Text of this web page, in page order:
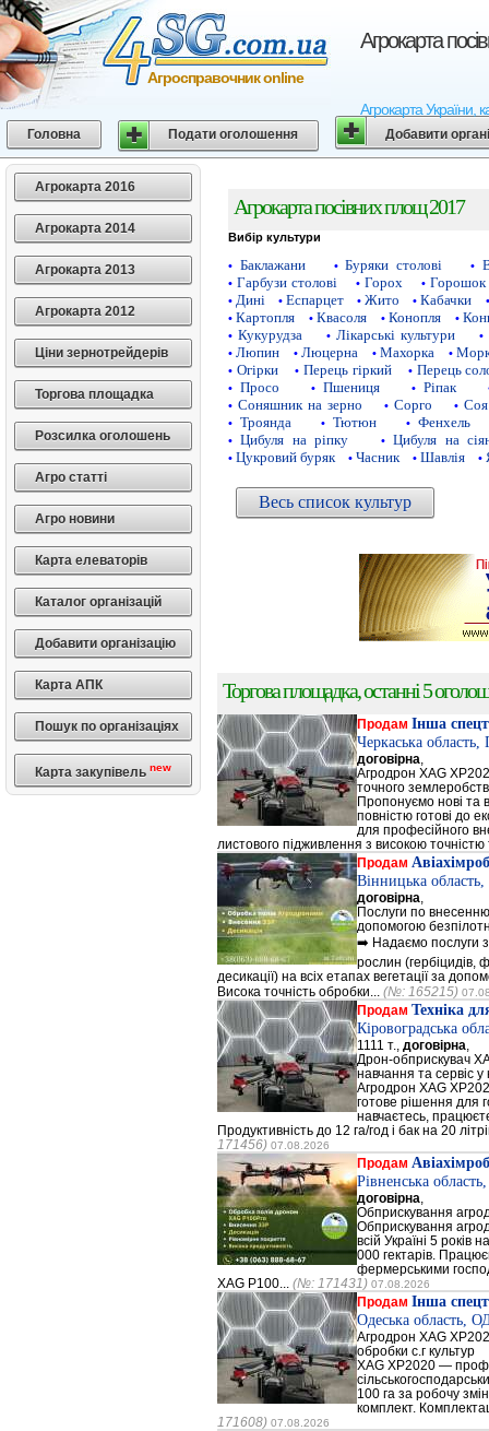
Агрокарта
Агрокарта України,
Агросправочник online
Головна Подати оголошення Добавити
Агрокарта 2016
Агрокарта 2014
Агрокарта 2013
Агрокарта 2012
Ціни зернотрейдерів
Торгова площадка
Розсилка оголошень
Агро статті
Агро новини
Карта елеваторів
Каталог організацій
Добавити організацію
Карта АПК
Пошук по організаціях
Карта закупівель new
Агрокарта посівних площ 2017
Вибір культури
• Баклажани • Буряки столові •
• Гарбузи столові • Горох • Горошок
• Дині • Еспарцет • Жито • Кабачки
•
• Картопля • Квасоля • Конопля •
• Кукурудза • Лікарські культури
•
• Люпин • Люцерна • Махорка •
• Огірки • Перець гіркий • Перець
• Просо • Пшениця • Ріпак
• Соняшник на зерно • Сорго • Соя
• Троянда • Тютюн • Фенхель
• Цибуля на ріпку • Цибуля на
• Цукровий буряк • Часник • Шавлія •
Весь список культур
Торгова площадка, останні 5
Продам Інша
Черкаська
договірна
Агродрон XAG
точного
Пропонуємо нові та
повністю готові до
для професійного
листового підживлення з високою
Продам
Вінницька
договірна
Послуги по
допомогою
➡️ Надаємо послуги з
рослин (гербіцидів,
десикації) на всіх етапах вегетації за
Висока точність обробки... (№: 165215)
Продам Техніка
Кіровоградська
1111 т., договірна
Дрон-обприскувач
навчання та сервіс у
Агродрон XAG
готове рішення для
навчаєтесь,
Продуктивність до 12 га/год і бак на 20
171456) 07.08.2026
Продам
Рівненська
договірна
Обприскування
Обприскування
всій Україні 5
000 гектарів.
фермерськими
XAG P100... (№: 171431) 07.08.2026
Продам Інша
Одеська область,
Агродрон XAG
обробки с.г культур
XAG XP2020 —
100 га за робочу
комплект.
171608) 07.08.2026